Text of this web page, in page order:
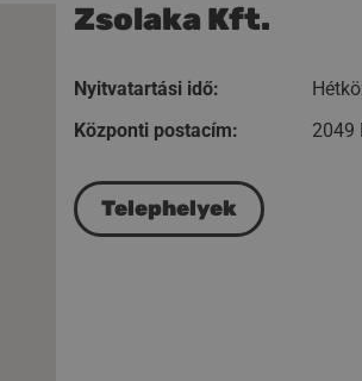
Zsolaka Kft.
Nyitvatartási idő:
Központi postacím:
2049
Telephelyek